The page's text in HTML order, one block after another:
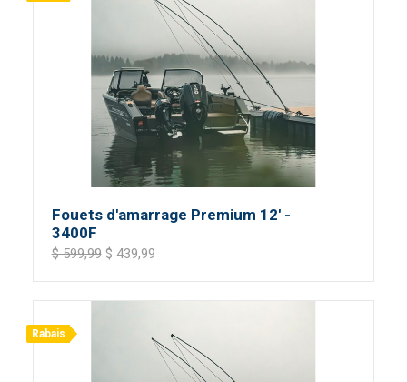
Fouets d'amarrage Premium 12' -
3400F
$ 599,99$ 439,99
Rabais